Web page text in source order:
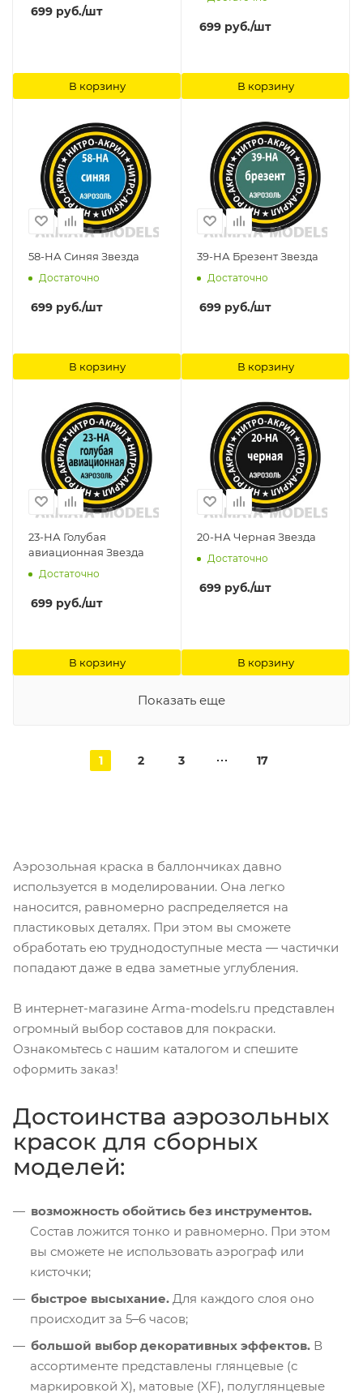
699 руб./шт
В корзину
699 руб./шт
В корзину
58-НА Синяя Звезда
Достаточно
699 руб./шт
В корзину
39-НА Брезент Звезда
Достаточно
699 руб./шт
В корзину
23-НА Голубая
авиационная Звезда
Достаточно
699 руб./шт
В корзину
20-НА Черная Звезда
Достаточно
699 руб./шт
В корзину
Показать еще
1 2 3 17
Аэрозольная краска в баллончиках давно
используется в моделировании. Она легко
наносится, равномерно распределяется на
пластиковых деталях. При этом вы сможете
обработать ею труднодоступные места — частички
попадают даже в едва заметные углубления.
В интернет-магазине Arma-models.ru представлен
огромный выбор составов для покраски.
Ознакомьтесь с нашим каталогом и спешите
оформить заказ!
Достоинства аэрозольных
красок для сборных
моделей:
возможность обойтись без инструментов.
Состав ложится тонко и равномерно. При этом
вы сможете не использовать аэрограф или
кисточки;
быстрое высыхание. Для каждого слоя оно
происходит за 5‒6 часов;
большой выбор декоративных эффектов. В
ассортименте представлены глянцевые (с
маркировкой X), матовые (XF), полуглянцевые